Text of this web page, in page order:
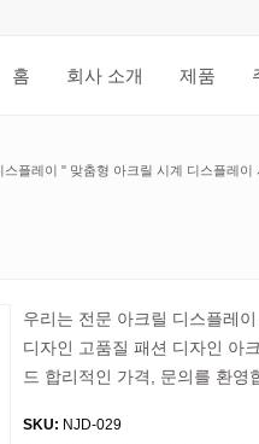
홈 회사 소개 제품
스플레이 " 맞춤형 아크릴 시계 디스플레
우리는 전문 아크릴 디스플레
디자인 고품질 패션 디자인 아
드 합리적인 가격, 문의를 환영
SKU: NJD-029